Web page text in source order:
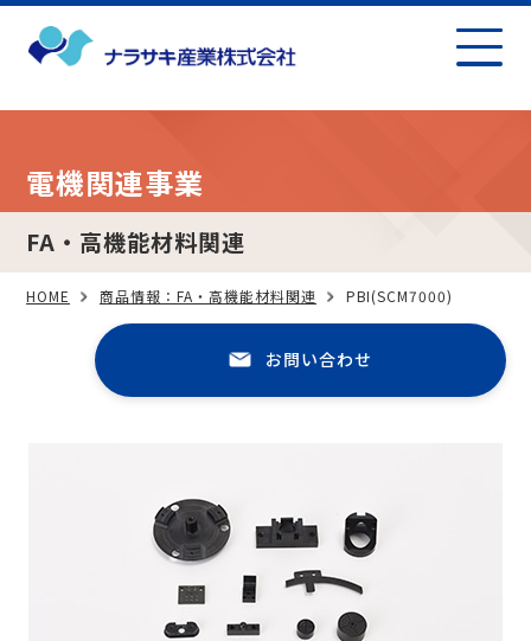
電機関連事業
FA・高機能材料関連
HOME 商品情報：FA・高機能材料関連 PBI(SCM7000)
お問い合わせ